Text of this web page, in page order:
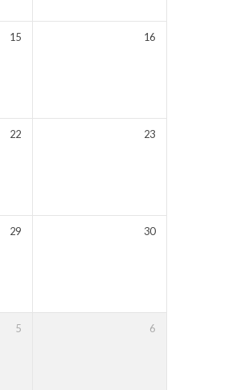
15 16
22 23
29 30
5 6